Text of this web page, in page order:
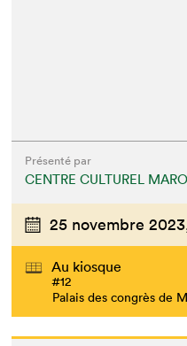
Présenté par
CENTRE CULTUREL
25 novembre
Au kiosque
#12
Palais des congrès de